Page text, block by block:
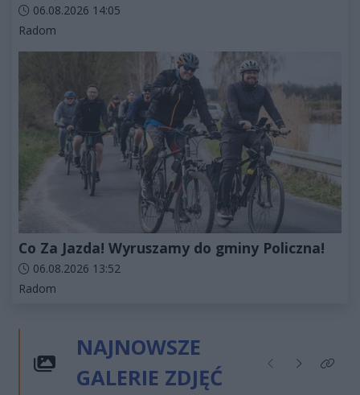
Data dodania artykułu:
06.08.2026 14:05
Kategorie artykułu:
Radom
Co Za Jazda! Wyruszamy do gminy Policzna!
Data dodania artykułu:
06.08.2026 13:52
Kategorie artykułu:
Radom
NAJNOWSZE
GALERIE ZDJĘĆ
Poprzednie
NastępneKliknij